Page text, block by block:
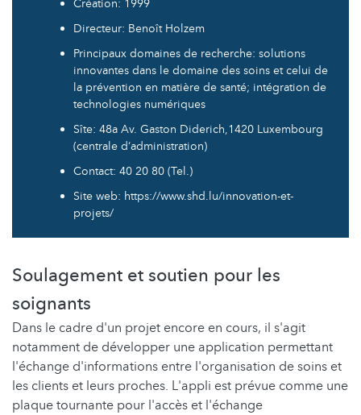
Création: 1999
Directeur: Benoît Holzem
Principaux domaines de recherche: solutions
innovantes dans le domaine des soins et celui de
la prévention en matière de santé; intégration de
technologies numériques
Sîte: 48a Av. Gaston Diderich,1420 Luxembourg
(centrale d‘administration)
Contact: 40 20 80 (Tel.)
Site web: https://www.shd.lu/innovation-et-
projets/
Soulagement et soutien pour les
soignants
Dans le cadre d'un projet encore en cours, il s'agit
notamment de développer une application permettant
l'échange d'informations entre l'organisation de soins et
les clients et leurs proches. L'appli est prévue comme une
plaque tournante pour l'accès et l'échange